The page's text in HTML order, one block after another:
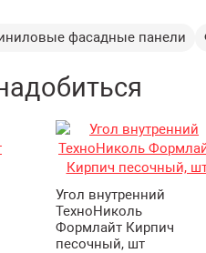
фасадные панели
Угол внутренний
ТехноНиколь
Формлайт Кирпич
песочный, шт